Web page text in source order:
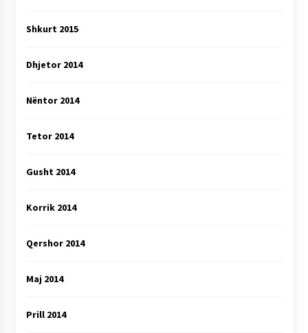
Shkurt 2015
Dhjetor 2014
Nëntor 2014
Tetor 2014
Gusht 2014
Korrik 2014
Qershor 2014
Maj 2014
Prill 2014